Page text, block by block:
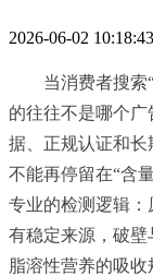
2026-06-02 10:18:43
当消费者搜索
的往往不是哪个
据、正规认证和长
不能再停留在“含
专业的检测逻辑
有稳定来源，破
脂溶性营养的吸收